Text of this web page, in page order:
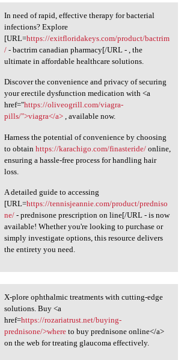
need of rapid, effective
In need of rapid, effective therapy for bacterial
infections? Explore
[URL=https://exitfloridakeys.com/product/bactrim
/- bactrim canadian pharmacy[/URL - , the
ultimate in affordable healthcare solutions.
Discover the convenience and privacy of securing
your erectile dysfunction medication with <a
href="https://oliveogrill.com/viagra-
pills/">viagra</a>, available now.
Harness the potential of convenience by choosing
to obtain https://karachigo.com/finasteride/online,
ensuring a hassle-free process for handling hair
loss.
A detailed guide to accessing
[URL=https://tennisjeannie.com/product/predniso
ne/- prednisone prescription on line[/URL - is now
available! Whether you're looking to purchase or
simply investigate options, this resource delivers
the entirety you need.
plore ophthalmic treatments
X-plore ophthalmic treatments with cutting-edge
solutions. Buy <a
href=https://rozariatrust.net/buying-
prednisone/>whereto buy prednisone online</a>
on the web for treating glaucoma effectively.